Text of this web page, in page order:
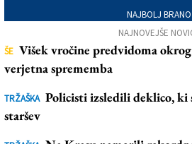
NAJBOLJ BRANO
NAJNOVEJŠE
ŠE Višek vročine predvidoma
verjetna sprememba
TRŽAŠKA Policisti izsledili deklico, ki
staršev